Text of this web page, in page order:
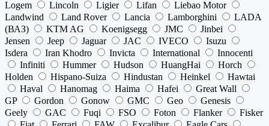
Logem
Lincoln Ligier Lifan
Liebao Motor
Landwind
Land Rover Lancia Lamborghini
LADA
(ВАЗ)
KTM AG Koenigsegg JMC
Jinbei
Jensen
Jeep Jaguar JAC IVECO
Isuzu
Isdera
Iran Khodro Invicta International
Innocenti
Infiniti
Hummer Hudson HuangHai
Horch
Holden
Hispano-Suiza Hindustan Heinkel
Hawtai
Haval
Hanomag Haima Hafei
Great Wall
GP
Gordon Gonow GMC Geo
Genesis
Geely
GAC Fuqi FSO Foton Flanker
Fisker